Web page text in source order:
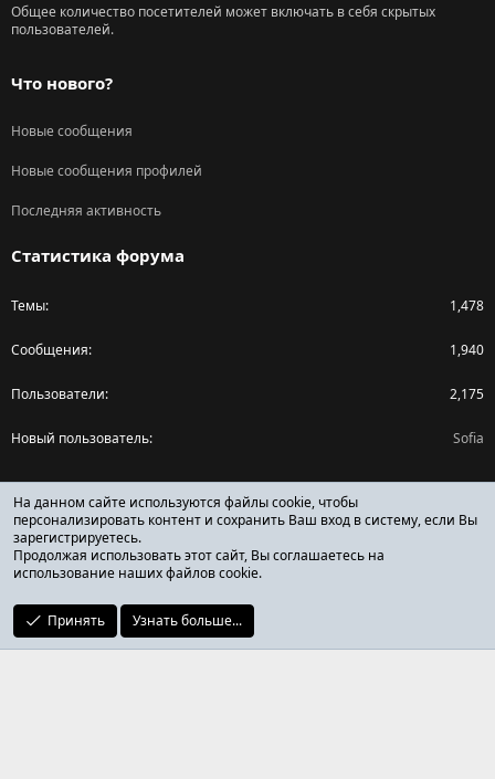
Общее количество посетителей может включать в себя скрытых
пользователей.
Что нового?
Новые сообщения
Новые сообщения профилей
Последняя активность
Статистика форума
Темы 1,478
Сообщения 1,940
Пользователи 2,175
Новый пользователь Sofia
Поделиться страницей
Facebook
X (Twitter)
Reddit
ОТЗЫВЫ ОНЛАЙН ФОРУМ
На данном сайте используются файлы cookie, чтобы
персонализировать контент и сохранить Ваш вход в систему, если Вы
зарегистрируетесь.
Продолжая использовать этот сайт, Вы соглашаетесь на
использование наших файлов cookie.
Принять Узнать больше...